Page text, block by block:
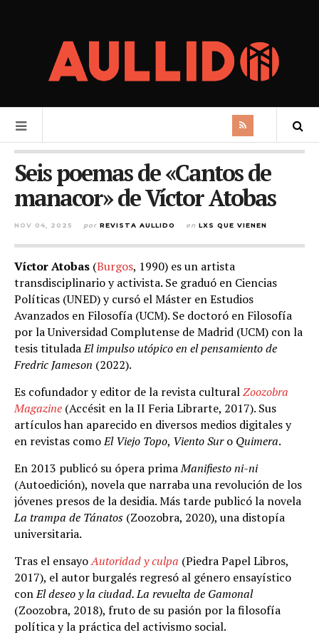
Seis poemas de «Cantos de
manacor» de Víctor Atobas
NOV 04, 2025 por REVISTA AULLIDO en LXS QUE VIENEN
Víctor Atobas (Burgos, 1990) es un artista
transdisciplinario y activista. Se graduó en Ciencias
Políticas (UNED) y cursó el Máster en Estudios
Avanzados en Filosofía (UCM). Se doctoró en Filosofía
por la Universidad Complutense de Madrid (UCM) con la
tesis tituladaEl impulso utópico en el pensamiento de
Fredric Jameson (2022).
Es cofundador y editor de la revista culturalZoozobra
Magazine (Accésit en la II Feria Librarte, 2017). Sus
artículos han aparecido en diversos medios digitales y
en revistas comoEl Viejo Topo, Viento Suro Quimera.
En 2013 publicó su ópera primaManifiesto ni-ni
(Autoedición), novela que narraba una revolución de los
jóvenes presos de la desidia. Más tarde publicó la novela
La trampa de Tánatos (Zoozobra, 2020), una distopía
universitaria.
Tras el ensayoAutoridad y culpa (Piedra Papel Libros,
2017), el autor burgalés regresó al género ensayístico
conEl deseo y la ciudad. La revuelta de Gamonal
(Zoozobra, 2018), fruto de su pasión por la filosofía
política y la práctica del activismo social.